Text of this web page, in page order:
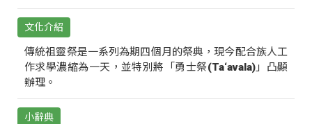
文化介紹
傳統祖靈祭是一系列為期四個月的祭典，現今配合族人工
作求學濃縮為一天，並特別將「勇士祭(Ta‘avala)」凸顯
辦理。
小辭典